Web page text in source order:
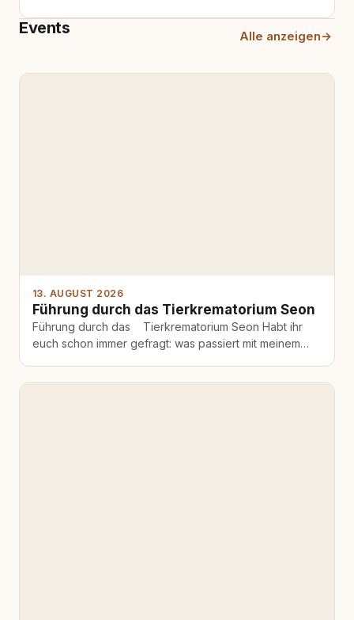
Events Alle anzeigen→
13. AUGUST 2026
Führung durch das Tierkrematorium Seon
Führung durch das Tierkrematorium Seon Habt ihr
euch schon immer gefragt: was passiert mit meinem